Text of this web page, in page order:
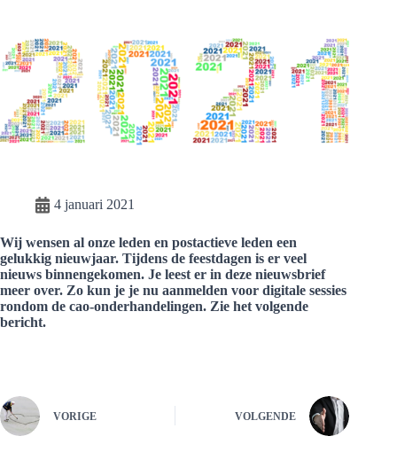
4 januari 2021
Wij wensen al onze leden en postactieve leden een
gelukkig nieuwjaar. Tijdens de feestdagen is er veel
nieuws binnengekomen. Je leest er in deze nieuwsbrief
meer over. Zo kun je je nu aanmelden voor digitale sessies
rondom de cao-onderhandelingen. Zie het volgende
bericht.
VORIGE VOLGENDE